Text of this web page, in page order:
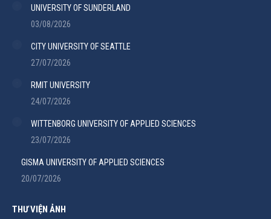
UNIVERSITY OF SUNDERLAND
03/08/2026
CITY UNIVERSITY OF SEATTLE
27/07/2026
RMIT UNIVERSITY
24/07/2026
WITTENBORG UNIVERSITY OF APPLIED SCIENCES
23/07/2026
GISMA UNIVERSITY OF APPLIED SCIENCES
20/07/2026
THƯ VIỆN ẢNH